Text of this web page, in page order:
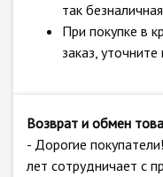
так
При покупке в
заказ,
Возврат и обмен
- Дорогие
лет сотрудничает с